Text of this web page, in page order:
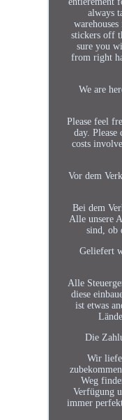
always
stickers off
sure you
from right
We are
Please feel
day.
costs
Vor dem
Bei dem
Alle unsere
sind, ob
Geliefert
Alle
diese
ist etwas
Die
Wir
Weg
Verfügung
immer